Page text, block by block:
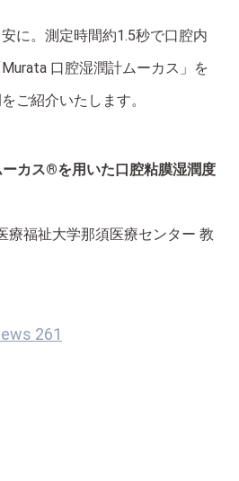
に。測定時間約1.5秒で口腔内
口腔湿潤計ムーカス」を
ご紹介いたします。
カス®を用いた口腔粘膜湿潤度
療福祉大学那須医療センター 教
261